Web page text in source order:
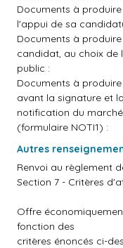
Documents à
l'appui de sa
Documents à
candidat, au choix de
public :
Documents à
avant la signature et la
notification du
(formulaire NOTI1) :
Autres
Renvoi au règlement
Section 7 - Critères
Offre
fonction des
critères énoncés ci-